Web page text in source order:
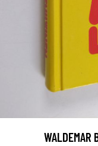
WALDEMAR